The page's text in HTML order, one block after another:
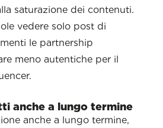
saturazione dei contenuti.
vedere solo post di
le partnership
meno autentiche per il
anche a lungo termine
anche a lungo termine,